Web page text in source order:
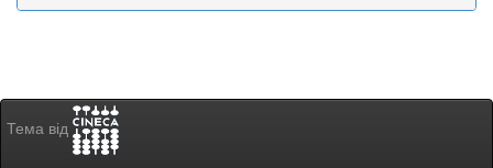
Тема від